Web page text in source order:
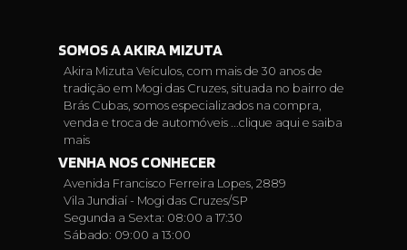
SOMOS A AKIRA MIZUTA
Akira Mizuta Veículos, com mais de 30 anos de
tradição em Mogi das Cruzes, situada no bairro de
Brás Cubas, somos especializados na compra,
venda e troca de automóveis ... clique aqui e saiba
mais
VENHA NOS CONHECER
Avenida Francisco Ferreira Lopes, 2889
Vila Jundiaí - Mogi das Cruzes/SP
Segunda a Sexta: 08:00 a 17:30
Sábado: 09:00 a 13:00